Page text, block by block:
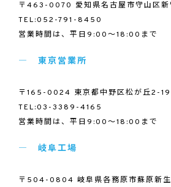
〒463-0070 愛知県名古屋市守山区新
TEL:052-791-8450
営業時間は、平日9:00～18:00まで
東京営業所
〒165-0024 東京都中野区松が丘2-
TEL:03-3389-4165
営業時間は、平日9:00～18:00まで
岐阜工場
〒504-0804 岐阜県各務原市蘇原新